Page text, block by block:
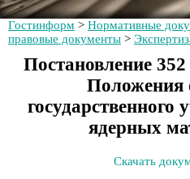
Гостинформ > Нормативные
правовые документы >
Постановление
Положения
государственного
ядерных
Скачать